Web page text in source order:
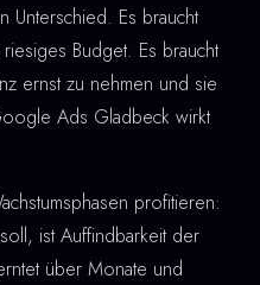
Unterschied. Es braucht
Budget. Es braucht
ernst zu nehmen und sie
Ads Gladbeck wirkt
profitieren:
ist Auffindbarkeit der
über Monate und